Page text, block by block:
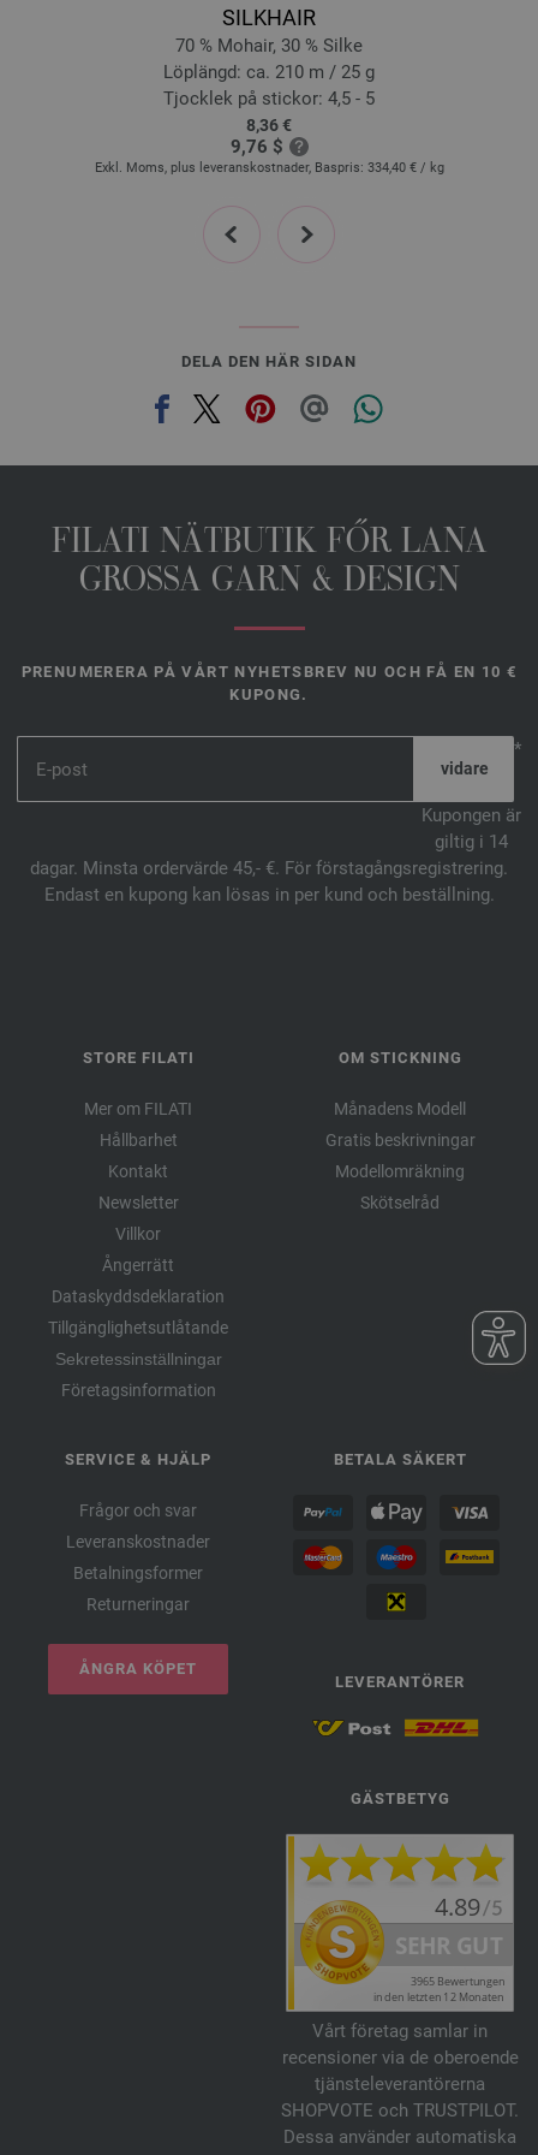
25-beige | EAN: 4033493231718
26-svart | EAN: 4033493231725
27-lila | EAN: 4033493251914
28-aubergine | EAN: 4033493251921
29-burgund | EAN: 4033493251938
31-rökblå | EAN: 4033493251952
32-pastellturkos | EAN: 4033493251969
34-orange | EAN: 4033493269308
35-ljung | EAN: 4033493269315
37-mörk petrol | EAN: 4033493269339
SILKHAIR
70 % Mohair, 30 % Silke
Löplängd: ca. 210 m / 25 g
Tjocklek på stickor: 4,5 - 5
8,36 €
9,76 $
Exkl. Moms, plus leveranskostnader, Baspris: 334,40 € / kg
prev next
DELA DEN HÄR SIDAN
FILATI NÄTBUTIK FŐR LANA
GROSSA GARN & DESIGN
PRENUMERERA PÅ VÅRT NYHETSBREV NU OCH FÅ EN 10 €
KUPONG.
*
Kupongen är
giltig i 14
dagar. Minsta ordervärde 45,- €. För förstagångsregistrering.
Endast en kupong kan lösas in per kund och beställning.
STORE FILATI
Mer om FILATI
Hållbarhet
Kontakt
Newsletter
Villkor
Ångerrätt
Dataskyddsdeklaration
Tillgänglighetsutlåtande
Sekretessinställningar
Företagsinformation
OM STICKNING
Månadens Modell
Gratis beskrivningar
Modellomräkning
Skötselråd
SERVICE & HJÄLP
Frågor och svar
Leveranskostnader
Betalningsformer
Returneringar
ÅNGRA KÖPET
BETALA SÄKERT
LEVERANTÖRER
GÄSTBETYG
Vårt företag samlar in
recensioner via de oberoende
tjänsteleverantörerna
SHOPVOTE och TRUSTPILOT.
Dessa använder automatiska